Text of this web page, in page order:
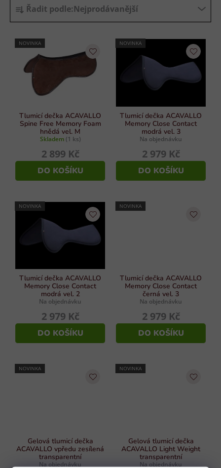
a
z
e
n
Řadit podle:Nejprodávanější
NOVINKA
Tlumicí dečka ACAVALLO
Spine Free Memory Foam
hnědá vel. M
Skladem (1 ks)
2 899 Kč
DO KOŠÍKU
NOVINKA
Tlumicí dečka ACAVALLO
Memory Close Contact
modrá vel. 3
Na objednávku
2 979 Kč
DO KOŠÍKU
NOVINKA
Tlumicí dečka ACAVALLO
Memory Close Contact
modrá vel. 2
Na objednávku
2 979 Kč
DO KOŠÍKU
NOVINKA
Tlumicí dečka ACAVALLO
Memory Close Contact
černá vel. 3
Na objednávku
2 979 Kč
DO KOŠÍKU
NOVINKA
Gelová tlumicí dečka
ACAVALLO vpředu zesílená
transparentní
Na objednávku
NOVINKA
Gelová tlumicí dečka
ACAVALLO Light Weight
transparentní
Na objednávku
í
p
í